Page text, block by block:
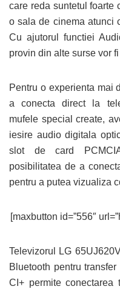
care reda suntetul foarte
o sala de cinema atunci
Cu ajutorul functiei
provin din alte surse vor
Pentru o experienta mai
a conecta direct la
mufele special create,
iesire audio digitala
slot de card
posibilitatea de a
pentru a putea vizualiza
[maxbutton id=”556″
Televizorul LG
Bluetooth pentru
CI+ permite conectarea